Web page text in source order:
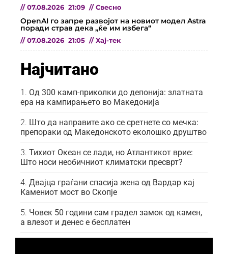
// 07.08.2026 21:09 // Свесно
OpenAI го запре развојот на новиот модел Astra
поради страв дека „ќе им избега“
// 07.08.2026 21:05 // Хај-тек
Најчитано
Од 300 камп-приколки до депонија: златната
ера на кампирањето во Македонија
Што да направите ако се сретнете со мечка:
препораки од Македонското еколошко друштво
Тихиот Океан се лади, но Атлантикот врие:
Што носи необичниот климатски пресврт?
Двајца граѓани спасија жена од Вардар кај
Камениот мост во Скопје
Човек 50 години сам градел замок од камен,
а влезот и денес е бесплатен